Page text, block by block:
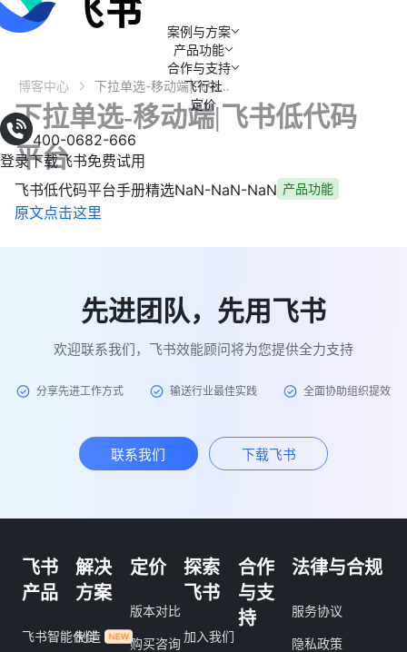
案例与方案
产品功能
合作与支持
飞行社
定价
400-0682-666
登录下载飞书免费试用
博客中心 下拉单选-移动端|飞书低代码平台
下拉单选-移动端|飞书低代码
平台
飞书低代码平台手册精选NaN-NaN-NaN 产品功能
原文点击这里
先进团队，先用飞书
欢迎联系我们，飞书效能顾问将为您提供全力支持
分享先进工作方式 输送行业最佳实践 全面协助组织提效
联系我们 下载飞书
飞书
产品
飞书智能伙伴
解决
方案
制造
定价
版本对比
购买咨询
探索
飞书
加入我们
合作
与支
持
法律与合规
服务协议
隐私政策